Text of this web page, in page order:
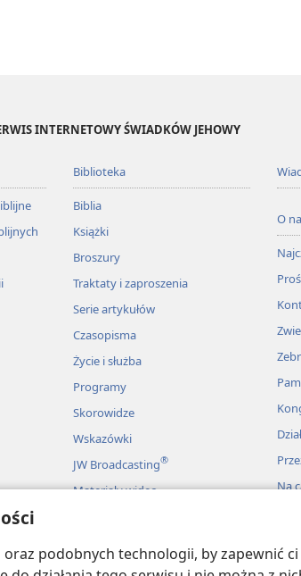
podobnych technologii, by zapewnić
INTERNETOWY ŚWIADKÓW JEHOWY
Biblioteka
Biblia
Książki
Broszury
Traktaty i zaproszenia
Serie artykułów
Czasopisma
Życie i służba
Programy
Skorowidze
Wskazówki
JW Broadcasting®
Materiały wideo
Adaptacje dźwiękowe Biblii
O
Na